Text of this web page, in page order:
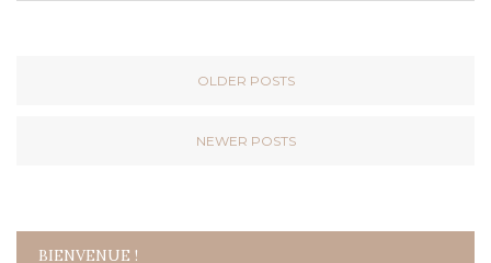
OLDER POSTS
NEWER POSTS
BIENVENUE !